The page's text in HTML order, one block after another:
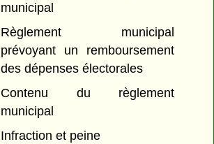
municipal
Règlement municipal
prévoyant un remboursement
des dépenses électorales
Contenu du règlement
municipal
Infraction et peine